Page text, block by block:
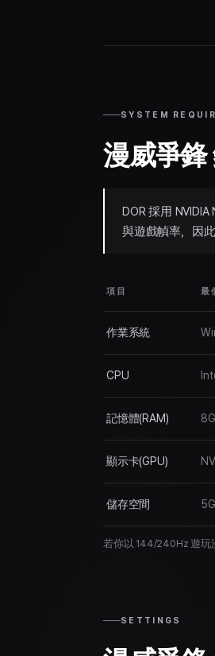
SYSTEM
漫威爭鋒
DOR 採用
與遊戲幀率，因
項目 最
作業系統
CPU
記憶體(RAM)
顯示卡(GPU)
儲存空間
若你以 144/240Hz 遊玩
SETTINGS